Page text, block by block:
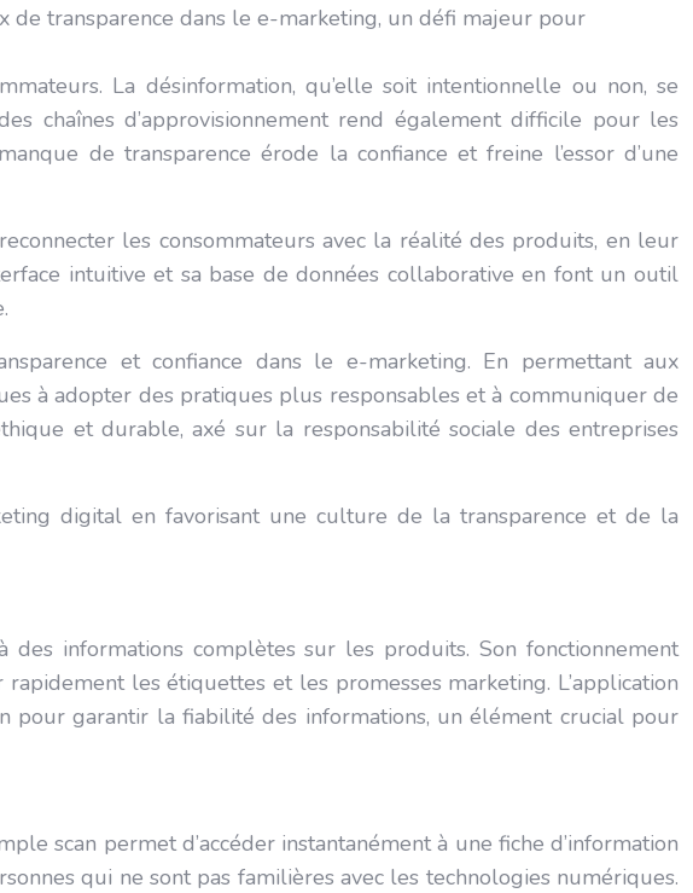
de transparence dans le e-marketing, un défi majeur pour
La désinformation, qu’elle soit intentionnelle ou non, se
chaînes d’approvisionnement rend également difficile pour les
de transparence érode la confiance et freine l’essor d’une
les consommateurs avec la réalité des produits, en leur
intuitive et sa base de données collaborative en font un outil
et confiance dans le e-marketing. En permettant aux
à adopter des pratiques plus responsables et à communiquer de
et durable, axé sur la responsabilité sociale des entreprises
digital en favorisant une culture de la transparence et de la
informations complètes sur les produits. Son fonctionnement
les étiquettes et les promesses marketing. L’application
pour garantir la fiabilité des informations, un élément crucial pour
scan permet d’accéder instantanément à une fiche d’information
qui ne sont pas familières avec les technologies numériques.